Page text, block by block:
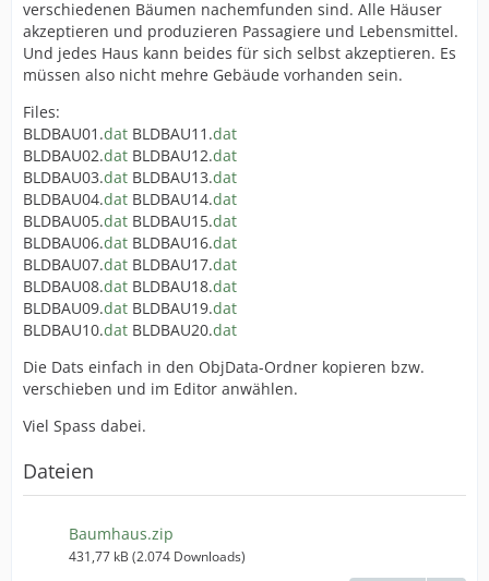
verschiedenen Bäumen nachemfunden sind. Alle Häuser
akzeptieren und produzieren Passagiere und Lebensmittel.
Und jedes Haus kann beides für sich selbst akzeptieren. Es
müssen also nicht mehre Gebäude vorhanden sein.
Files:
BLDBAU01.dat BLDBAU11.dat
BLDBAU02.dat BLDBAU12.dat
BLDBAU03.dat BLDBAU13.dat
BLDBAU04.dat BLDBAU14.dat
BLDBAU05.dat BLDBAU15.dat
BLDBAU06.dat BLDBAU16.dat
BLDBAU07.dat BLDBAU17.dat
BLDBAU08.dat BLDBAU18.dat
BLDBAU09.dat BLDBAU19.dat
BLDBAU10.dat BLDBAU20.dat
Die Dats einfach in den ObjData-Ordner kopieren bzw.
verschieben und im Editor anwählen.
Viel Spass dabei.
Dateien
Baumhaus.zip
431,77 kB (2.074 Downloads)